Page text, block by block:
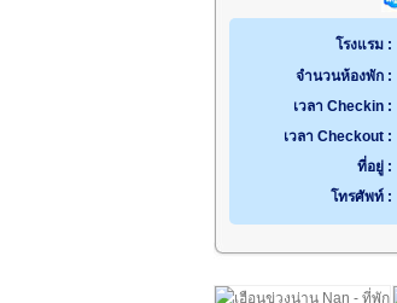
โรงแรม :
จำนวนห้องพัก :
เวลา Checkin :
เวลา Checkout :
ที่อยู่ :
โทรศัพท์ :